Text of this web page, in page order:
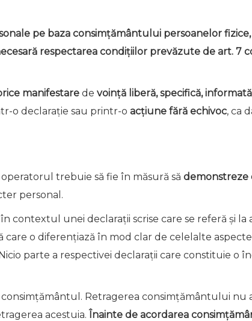
pe baza consimțământului persoanelor
respectarea condițiilor prevăzute de art. 7
manifestare de voinţă liberă, specifică,
o declaraţie sau printr-o acţiune fără echivoc, ca
trebuie să fie în măsură să demonstreze
personal.
contextul unei declaraţii scrise care se referă şi la
o diferenţiază în mod clar de celelalte
parte a respectivei declaraţii care constituie o
Retragerea consimţământului nu
acestuia. Înainte de acordarea